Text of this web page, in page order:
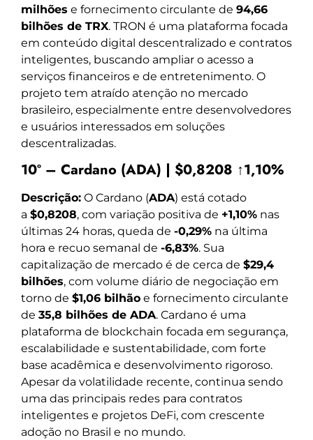
milhões e fornecimento circulante de 94,66
bilhões de TRX. TRON é uma plataforma focada
em conteúdo digital descentralizado e contratos
inteligentes, buscando ampliar o acesso a
serviços financeiros e de entretenimento. O
projeto tem atraído atenção no mercado
brasileiro, especialmente entre desenvolvedores
e usuários interessados em soluções
descentralizadas.
10º – Cardano (ADA) | $0,8208 ↑1,10%
Descrição: O Cardano (ADA) está cotado
a $0,8208, com variação positiva de +1,10% nas
últimas 24 horas, queda de -0,29% na última
hora e recuo semanal de -6,83%. Sua
capitalização de mercado é de cerca de $29,4
bilhões, com volume diário de negociação em
torno de $1,06 bilhão e fornecimento circulante
de 35,8 bilhões de ADA. Cardano é uma
plataforma de blockchain focada em segurança,
escalabilidade e sustentabilidade, com forte
base acadêmica e desenvolvimento rigoroso.
Apesar da volatilidade recente, continua sendo
uma das principais redes para contratos
inteligentes e projetos DeFi, com crescente
adoção no Brasil e no mundo.